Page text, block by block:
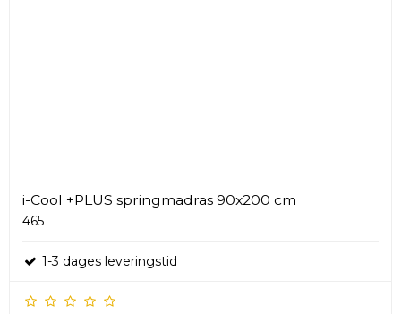
i-Cool +PLUS springmadras 90x200 cm
465
1-3 dages leveringstid